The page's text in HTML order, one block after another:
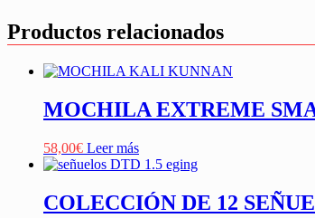
Productos relacionados
MOCHILA EXTREME
58,00€ Leer más
COLECCIÓN DE 12